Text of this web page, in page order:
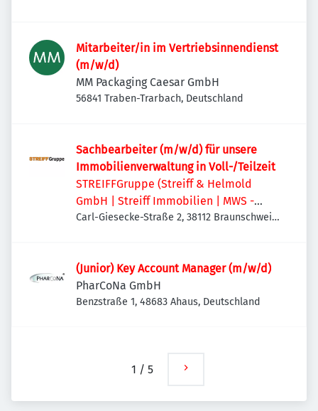
Mitarbeiter/in im Vertriebsinnendienst
(m/w/d)
MM Packaging Caesar GmbH
56841 Traben-Trarbach, Deutschland
Sachbearbeiter (m/w/d) für unsere
Immobilienverwaltung in Voll-/Teilzeit
STREIFFGruppe (Streiff & Helmold
GmbH | Streiff Immobilien | MWS -
Mechanische Werkstatt Streiff GmbH &
Carl-Giesecke-Straße 2, 38112 Braunschweig,
(Junior) Key Account Manager (m/w/d)
PharCoNa GmbH
Benzstraße 1, 48683 Ahaus, Deutschland
1 / 5